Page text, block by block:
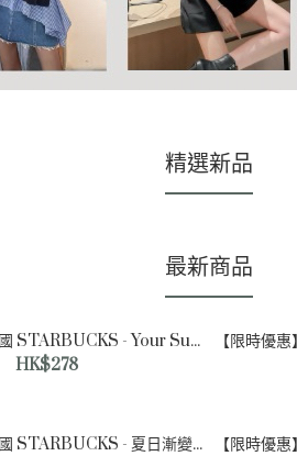
精選新品
最新商品
【限時優惠】韓國 STARBUCKS - Your Summer 玻璃馬克杯連不鏽鋼碟 Glass Mug & Steel Saucer 237ml
HK$278
【限時優惠】韓國 STARBUCKS - 夏日漸變冷飲杯 Your Summer Gradient Cold Cup 710ml